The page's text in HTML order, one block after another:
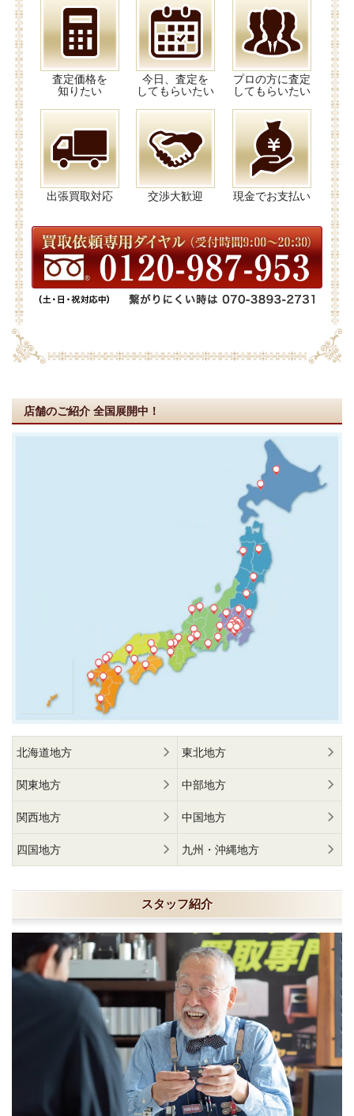
査定価格を
知りたい
今日、査定を
してもらいたい
プロの方に査定
してもらいたい
出張買取対応 交渉大歓迎 現金でお支払い
店舗のご紹介 全国展開中！
北海道地方 東北地方
関東地方 中部地方
関西地方 中国地方
四国地方 九州・沖縄地方
スタッフ紹介